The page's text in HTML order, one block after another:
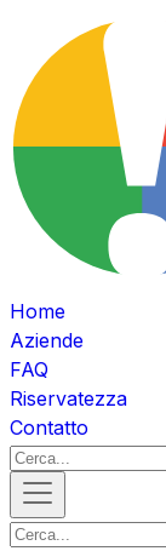
Home
Aziende
FAQ
Riservatezza
Contatto